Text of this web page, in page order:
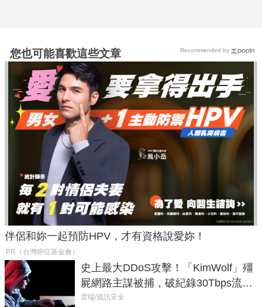
您也可能喜歡這些文章
伴侶和妳一起預防HPV，才有資格說愛妳！
PR（台灣癌症基金會）
史上最大DDoS攻擊！「KimWolf」殭
屍網路主謀被捕，破紀錄30Tbps流量
癱瘓全球！
雲端/資訊安全
Recommended by